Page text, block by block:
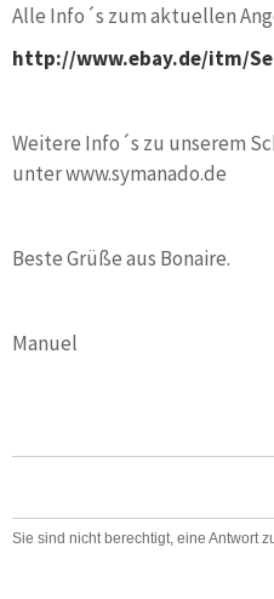
Alle Info´s zum aktuellen
http://www.ebay.de/itm/
Weitere Info´s zu unserem
unter www.symanado.de
Beste Grüße aus Bonaire.
Manuel
Sie sind nicht berechtigt, eine Antwort